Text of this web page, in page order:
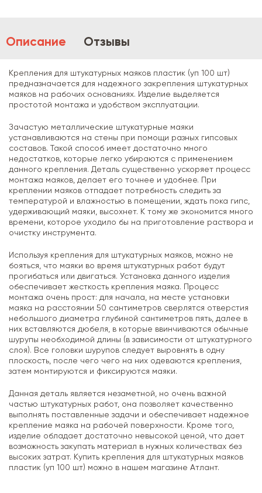
Описание Отзывы
Крепления для штукатурных маяков пластик (уп 100 шт)
предназначается для надежного закрепления штукатурных
маяков на рабочих основаниях. Изделие выделяется
простотой монтажа и удобством эксплуатации.
Зачастую металлические штукатурные маяки
устанавливаются на стены при помощи разных гипсовых
составов. Такой способ имеет достаточно много
недостатков, которые легко убираются с применением
данного крепления. Деталь существенно ускоряет процесс
монтажа маяков, делает его точнее и удобнее. При
креплении маяков отпадает потребность следить за
температурой и влажностью в помещении, ждать пока гипс,
удерживающий маяки, высохнет. К тому же экономится много
времени, которое уходило бы на приготовление раствора и
очистку инструмента.
Используя крепления для штукатурных маяков, можно не
бояться, что маяки во время штукатурных работ будут
прогибаться или двигаться. Установка данного изделия
обеспечивает жесткость крепления маяка. Процесс
монтажа очень прост: для начала, на месте установки
маяка на расстоянии 50 сантиметров сверлятся отверстия
небольшого диаметра глубиной сантиметров пять, далее в
них вставляются дюбеля, в которые ввинчиваются обычные
шурупы необходимой длины (в зависимости от штукатурного
слоя). Все головки шурупов следует выровнять в одну
плоскость, после чего чего на них одеваются крепления,
затем монтируются и фиксируются маяки.
Данная деталь является незаметной, но очень важной
частью штукатурных работ, она позволяет качественно
выполнять поставленные задачи и обеспечивает надежное
крепление маяка на рабочей поверхности. Кроме того,
изделие обладает достаточно невысокой ценой, что дает
возможность закупать материал в нужных количествах без
высоких затрат. Купить крепления для штукатурных маяков
пластик (уп 100 шт) можно в нашем магазине Атлант.